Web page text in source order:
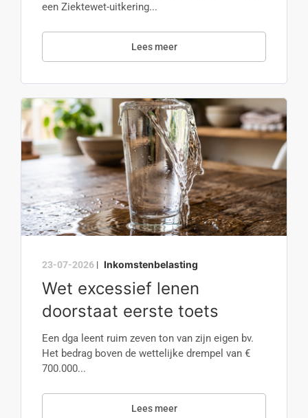
een Ziektewet-uitkering...
Lees meer
23-07-2026 | Inkomstenbelasting
Wet excessief lenen
doorstaat eerste toets
Een dga leent ruim zeven ton van zijn eigen bv.
Het bedrag boven de wettelijke drempel van €
700.000...
Lees meer